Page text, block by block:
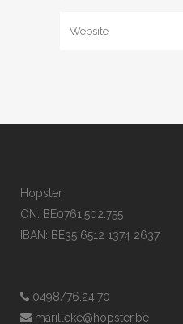
Hopster
ON: BE0761.502.755
IBAN: BE35 6512 1374 2637
0498/76.24.70
marilleke@hopster.be